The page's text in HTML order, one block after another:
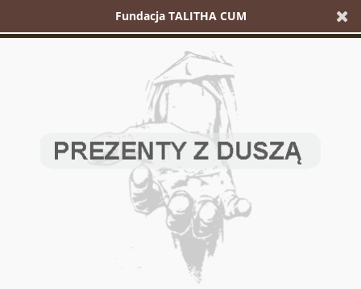
Fundacja TALITHA CUM